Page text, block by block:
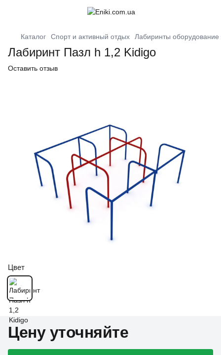
Каталог Спорт и активный отдых Лабиринты
Лабиринт Пазл h 1,2 Kidigo
Оставить отзыв
Цвет
Цену уточняйте